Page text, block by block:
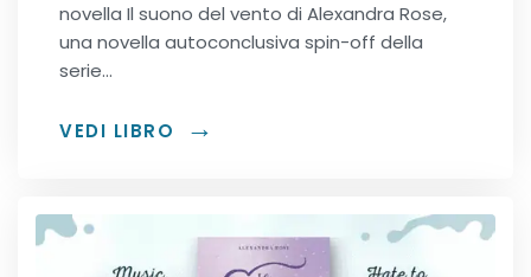
novella Il suono del vento di Alexandra Rose,
una novella autoconclusiva spin-off della
serie…
VEDI LIBRO